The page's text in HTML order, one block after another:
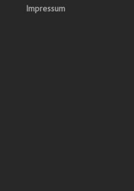
Impressum